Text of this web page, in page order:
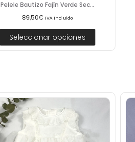
Pelele Bautizo Fajín Verde Sec...
89,50€ IVA Incluido
Seleccionar opciones